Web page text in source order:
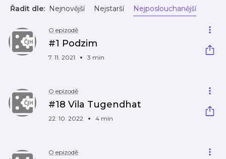
Řadit dle: Nejnovější Nejstarší Nejposlouchanější
O epizodě
#1 Podzim
7. 11. 2021 3 min
O epizodě
#18 Vila Tugendhat
22. 10. 2022 4 min
O epizodě